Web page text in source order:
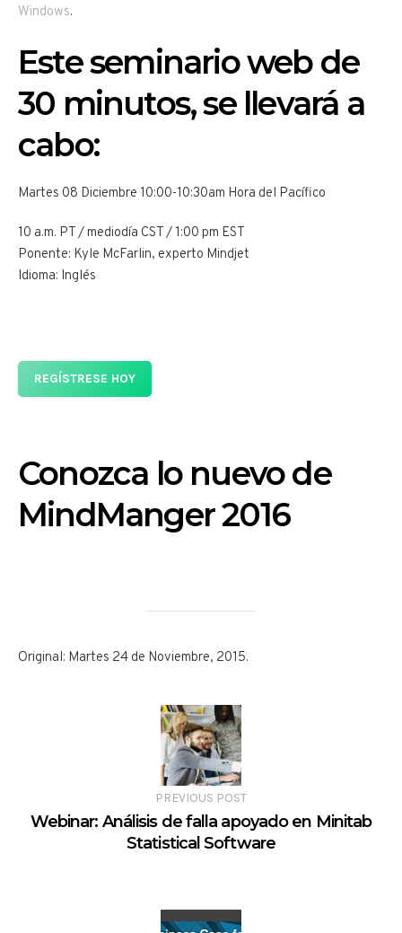
Windows.
Este seminario web de
30 minutos, se llevará a
cabo:
Martes 08 Diciembre 10:00-10:30am Hora del Pacífico
10 a.m. PT / mediodía CST / 1:00 pm EST
Ponente: Kyle McFarlin, experto Mindjet
Idioma: Inglés
REGÍSTRESE HOY
Conozca lo nuevo de
MindManger 2016
Original: Martes 24 de Noviembre, 2015.
PREVIOUS POST
Webinar: Análisis de falla apoyado en Minitab
Statistical Software